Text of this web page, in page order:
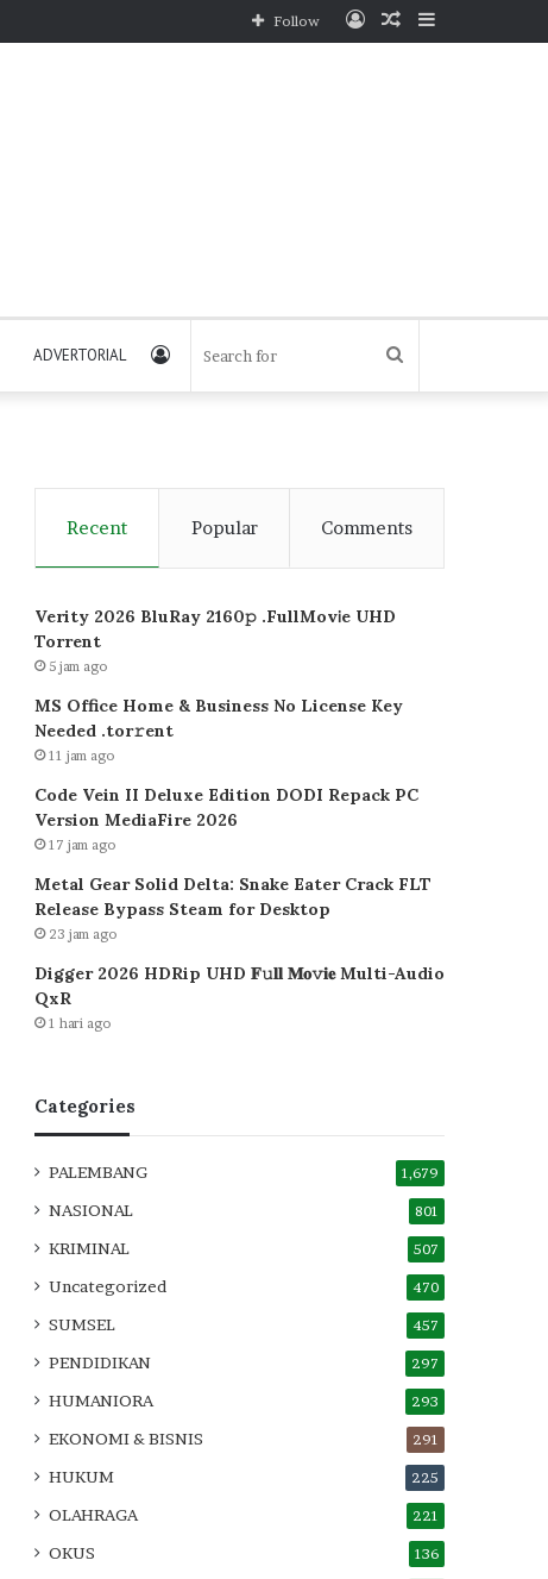
Sidebar
Random
Log
Follow
ADVERTORIAL Search
Log
Recent Popular Comments
Verity 2026 BluRay 2160𝚙 .FullMov𝗂e UHD
Torrent
5 jam ago
MS Office Home & Business No License Key
Needed .tоr𝚛еnt
11 jam ago
Code Vein II Deluxe Edition DODI Repack PC
Version MediaFire 2026
17 jam ago
Metal Gear Solid Delta: Snake Eater Crack FLT
Release Bypass Steam for Desktop
23 jam ago
Digger 2026 HDRip UHD 𝐅𝚞𝐥𝐥 𝐌𝐨𝚟𝐢𝐞 Multi-Audio
QxR
1 hari ago
Categories
PALEMBANG 1,679
NASIONAL 801
KRIMINAL 507
Uncategorized 470
SUMSEL 457
PENDIDIKAN 297
HUMANIORA 293
EKONOMI & BISNIS 291
HUKUM 225
OLAHRAGA 221
OKUS 136